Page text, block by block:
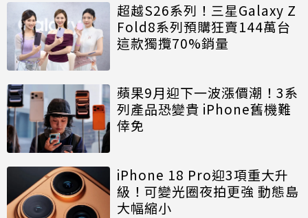
超越S26系列！三星Galaxy Z
Fold8系列預購狂賣144萬台
這款獨攬70%銷量
蘋果9月迎下一波漲價潮！3系
列產品恐變貴 iPhone舊機難
倖免
iPhone 18 Pro迎3項重大升
級！可變光圈夜拍更強 動態島
大幅縮小